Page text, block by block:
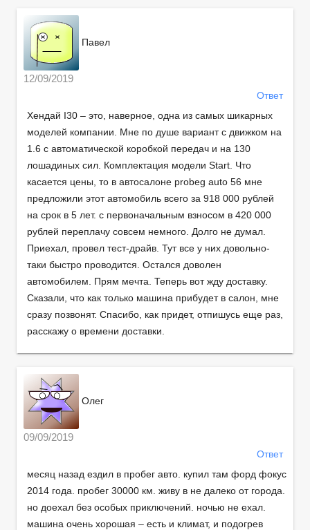
Павел
12/09/2019
Ответ
Хендай I30 – это, наверное, одна из самых шикарных
моделей компании. Мне по душе вариант с движком на
1.6 с автоматической коробкой передач и на 130
лошадиных сил. Комплектация модели Start. Что
касается цены, то в автосалоне probeg auto 56 мне
предложили этот автомобиль всего за 918 000 рублей
на срок в 5 лет. с первоначальным взносом в 420 000
рублей переплачу совсем немного. Долго не думал.
Приехал, провел тест-драйв. Тут все у них довольно-
таки быстро проводится. Остался доволен
автомобилем. Прям мечта. Теперь вот жду доставку.
Сказали, что как только машина прибудет в салон, мне
сразу позвонят. Спасибо, как придет, отпишусь еще раз,
расскажу о времени доставки.
Олег
09/09/2019
Ответ
месяц назад ездил в пробег авто. купил там форд фокус
2014 года. пробег 30000 км. живу в не далеко от города.
но доехал без особых приключений. ночью не ехал.
машина очень хорошая – есть и климат, и подогрев